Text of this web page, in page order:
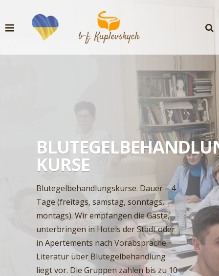
KURSE
Blutegelbehandlungskurse. Dauer – 4
Tage (freitags, samstag, sonntags,
montags). Wir empfangen die Gäste,
unterbringen in Hotels der Stadt oder
in Apertements nach Vorabsprache.
Literatur über Blutegelbehandlung
liegt vor. Die Gruppen zahlen bis zu 10